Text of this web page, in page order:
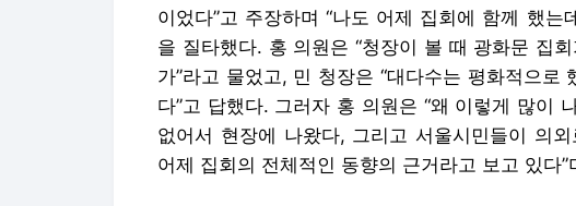
이었다”고 주장하며 “나도 어제 집회에 함께 했
을 질타했다. 홍 의원은 “청장이 볼 때 광화문 집
가”라고 물었고, 민 청장은 “대다수는 평화적으로
다”고 답했다. 그러자 홍 의원은 “왜 이렇게 많이
없어서 현장에 나왔다, 그리고 서울시민들이 의
어제 집회의 전체적인 동향의 근거라고 보고 있다